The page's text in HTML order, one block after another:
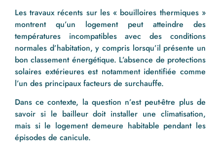
Les travaux récents sur les « bouilloires thermiques »
montrent qu’un logement peut atteindre des
températures incompatibles avec des conditions
normales d’habitation, y compris lorsqu’il présente un
bon classement énergétique. L’absence de protections
solaires extérieures est notamment identifiée comme
l’un des principaux facteurs de surchauffe.
Dans ce contexte, la question n’est peut-être plus de
savoir si le bailleur doit installer une climatisation,
mais si le logement demeure habitable pendant les
épisodes de canicule.